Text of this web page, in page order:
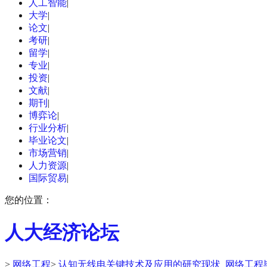
人工智能|
大学|
论文|
考研|
留学|
专业|
投资|
文献|
期刊 |
博弈论|
行业分析|
毕业论文|
市场营销|
人力资源|
国际贸易|
您的位置：
人大经济论坛
> 网络工程> 认知无线电关键技术及应用的研究现状_网络工程